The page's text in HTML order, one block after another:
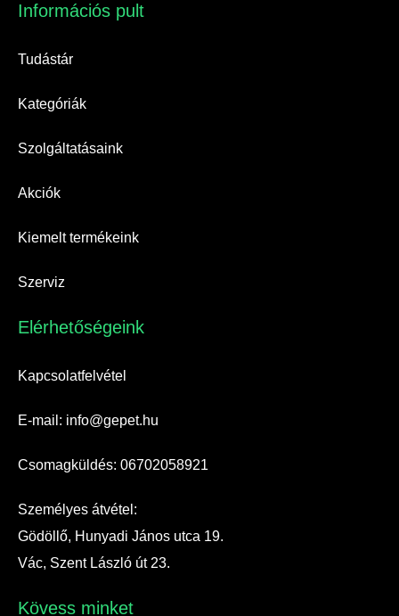
Információs pult​
Tudástár
Kategóriák
Szolgáltatásaink
Akciók
Kiemelt termékeink
Szerviz
Elérhetőségeink​
Kapcsolatfelvétel
E-mail: info@gepet.hu
Csomagküldés: 06702058921
Személyes átvétel:
Gödöllő, Hunyadi János utca 19.
Vác, Szent László út 23.
Kövess minket